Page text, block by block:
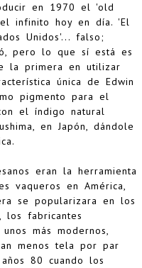
en 1970 el 'old
el infinito hoy en día. 'El
Unidos'... falso;
pero lo que sí está es
la primera en utilizar
única de Edwin
pigmento para el
el índigo natural
en Japón, dándole
eran la herramienta
vaqueros en América,
se popularizara en los
los fabricantes
más modernos,
menos tela por par
80 cuando los